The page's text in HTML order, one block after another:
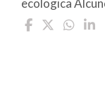
ecologica